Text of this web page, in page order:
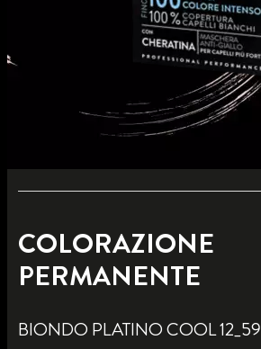
COLORAZIONE
PERMANENTE
BIONDO PLATINO COOL 12_59